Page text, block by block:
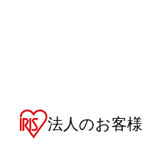
法人のお客様